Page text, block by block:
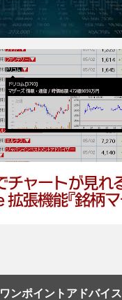
ワンポイントアドバイス